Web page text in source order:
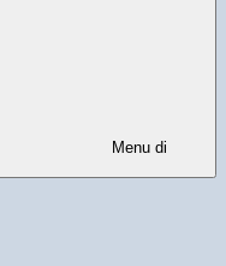
Menu di